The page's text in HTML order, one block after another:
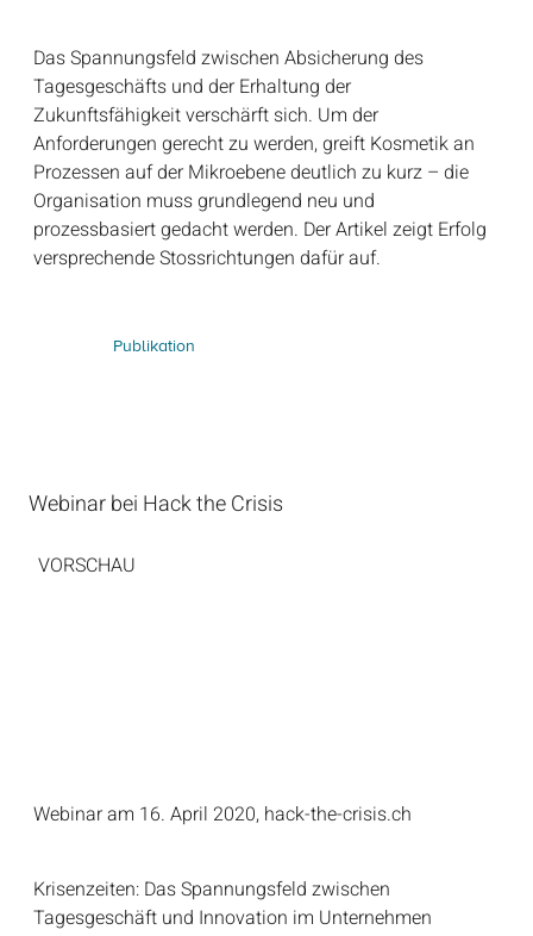
Publikation
Das Spannungsfeld zwischen Absicherung des
Tagesgeschäfts und der Erhaltung der
Zukunftsfähigkeit verschärft sich. Um der
Anforderungen gerecht zu werden, greift Kosmetik an
Prozessen auf der Mikroebene deutlich zu kurz – die
Organisation muss grundlegend neu und
prozessbasiert gedacht werden. Der Artikel zeigt Erfolg
versprechende Stossrichtungen dafür auf.
Webinar bei Hack the Crisis
Webinar am 16. April 2020, hack-the-crisis.ch
Krisenzeiten: Das Spannungsfeld zwischen
Tagesgeschäft und Innovation im Unternehmen
VORSCHAU